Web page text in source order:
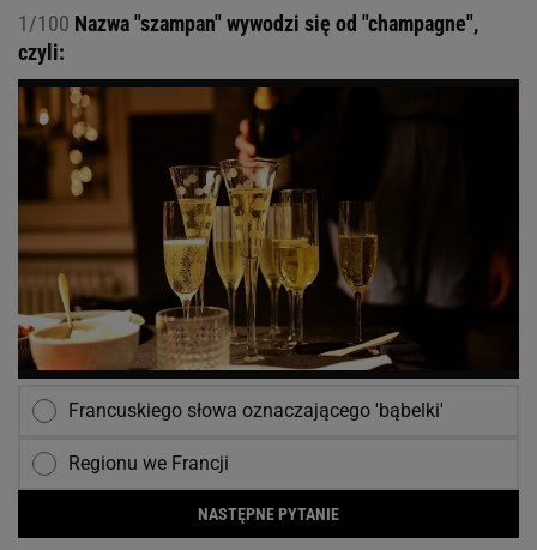
1/100 Nazwa "szampan" wywodzi się od "champagne",
czyli:
Francuskiego słowa oznaczającego 'bąbelki'
Regionu we Francji
NASTĘPNE PYTANIE